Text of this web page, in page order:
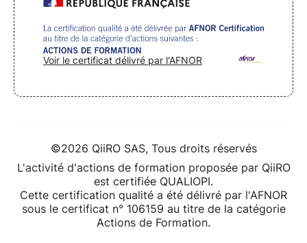
Voir le certificat délivré par l'AFNOR
©2026 QiiRO SAS, Tous droits réservés
L'activité d'actions de formation proposée par QiiRO
est certifiée QUALIOPI.
Cette certification qualité a été délivré par l'AFNOR
sous le certificat n° 106159 au titre de la catégorie
Actions de Formation.